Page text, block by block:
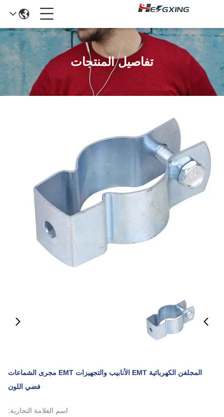
تفاصيل المنتجات
المجلفن الكهربائية EMT الأنابيب والتجهيزات EMT مجرى الشماعات
فضي اللون
اسم العلامة التجارية: